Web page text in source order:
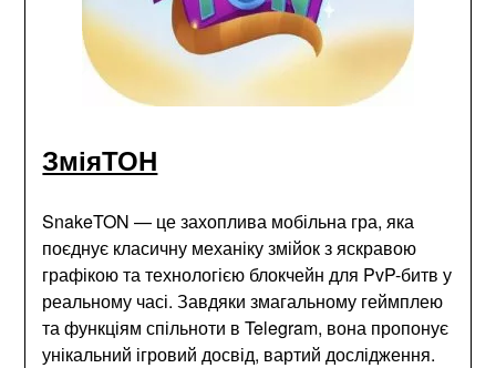
ЗміяТОН
SnakeTON — це захоплива мобільна гра, яка
поєднує класичну механіку змійок з яскравою
графікою та технологією блокчейн для PvP-битв у
реальному часі. Завдяки змагальному геймплею
та функціям спільноти в Telegram, вона пропонує
унікальний ігровий досвід, вартий дослідження.